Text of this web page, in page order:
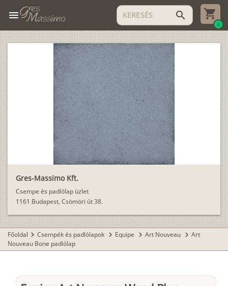
menu search
0
Gres-Massimo Kft.
Csempe és padlólap üzlet
1161 Budapest, Csömöri út 38.
Főoldal chevron_right Csempék és padlólapok chevron_right Equipe chevron_right Art Nouveau chevron_right Art
Nouveau Bone padlólap